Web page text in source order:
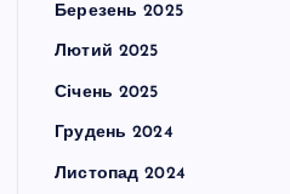
Березень 2025
Лютий 2025
Січень 2025
Грудень 2024
Листопад 2024